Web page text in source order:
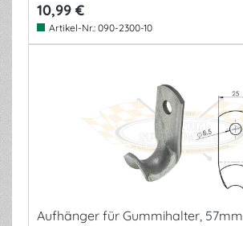
10,99 €
Artikel-Nr.: 090-2300-10
Aufhänger für Gummihalter, 57mm